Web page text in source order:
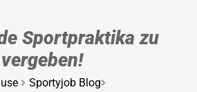
Sportpraktika zu
vergeben!
Sportyjob Blog